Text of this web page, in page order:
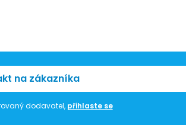
na zákazníka
dodavatel, přihlaste se